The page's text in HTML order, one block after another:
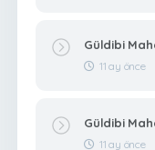
Güldibi
11 ay önce
Güldibi
11 ay önce